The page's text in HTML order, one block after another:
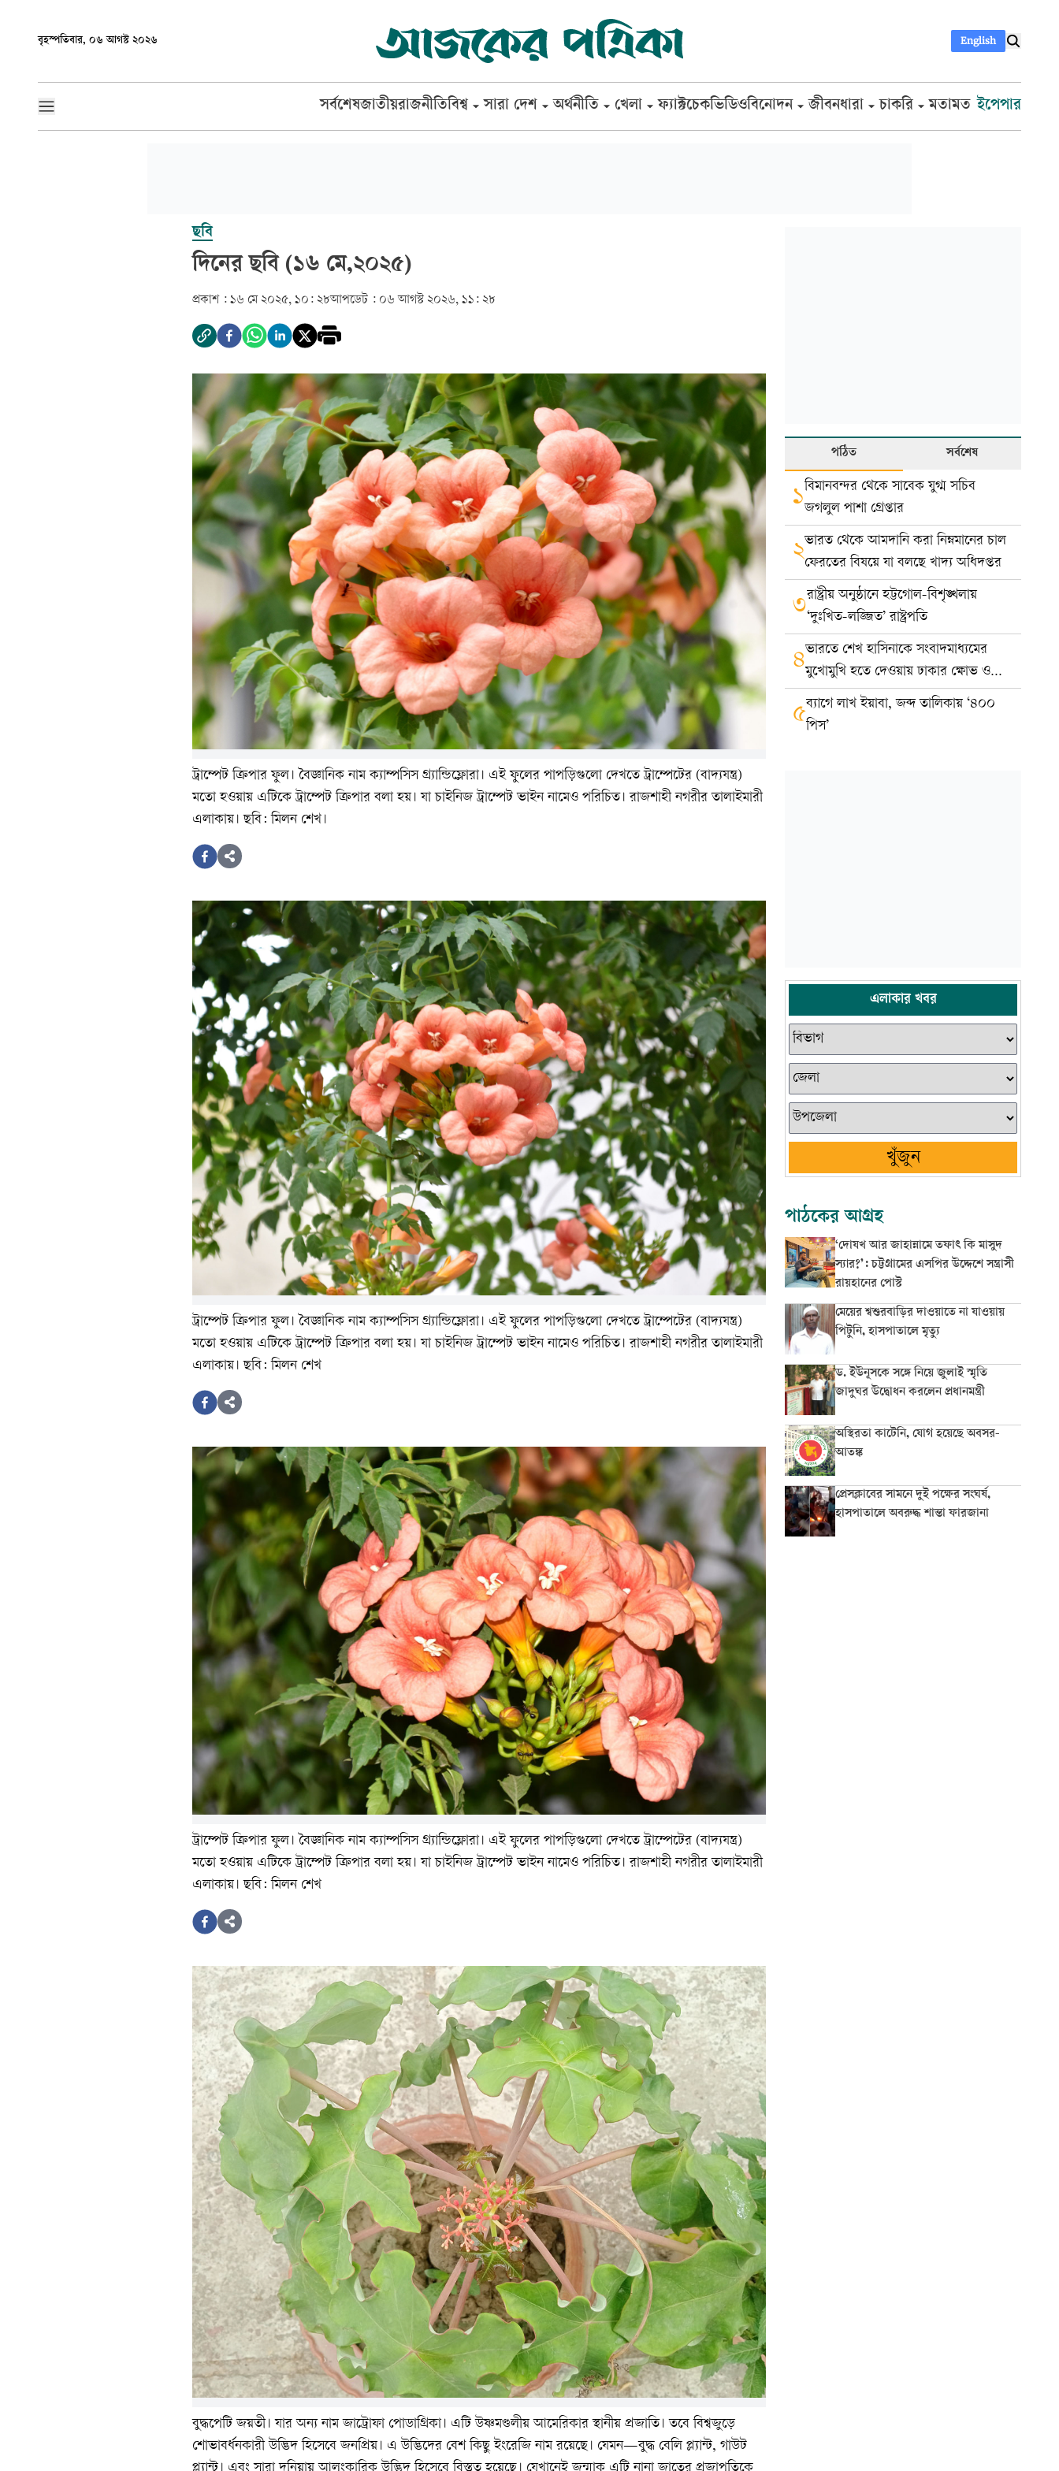
বৃহস্পতিবার, ০৬ আগস্ট ২০২৬ English
সর্বশেষজাতীয়রাজনীতিবিশ্ব সারা দেশ অর্থনীতি খেলা ফ্যাক্টচেকভিডিওবিনোদন জীবনধারা চাকরি মতামত ইপেপার
ছবি
দিনের ছবি (১৬ মে,২০২৫)
প্রকাশ : ১৬ মে ২০২৫, ১০: ২৮আপডেট : ০৬ আগস্ট ২০২৬, ১১: ২৮
ট্রাম্পেট ক্রিপার ফুল। বৈজ্ঞানিক নাম ক্যাম্পসিস গ্র্যান্ডিফ্লোরা। এই ফুলের পাপড়িগুলো দেখতে ট্রাম্পেটের (বাদ্যযন্ত্র)
মতো হওয়ায় এটিকে ট্রাম্পেট ক্রিপার বলা হয়। যা চাইনিজ ট্রাম্পেট ভাইন নামেও পরিচিত। রাজশাহী নগরীর তালাইমারী
এলাকায়। ছবি: মিলন শেখ।
ট্রাম্পেট ক্রিপার ফুল। বৈজ্ঞানিক নাম ক্যাম্পসিস গ্র্যান্ডিফ্লোরা। এই ফুলের পাপড়িগুলো দেখতে ট্রাম্পেটের (বাদ্যযন্ত্র)
মতো হওয়ায় এটিকে ট্রাম্পেট ক্রিপার বলা হয়। যা চাইনিজ ট্রাম্পেট ভাইন নামেও পরিচিত। রাজশাহী নগরীর তালাইমারী
এলাকায়। ছবি: মিলন শেখ
ট্রাম্পেট ক্রিপার ফুল। বৈজ্ঞানিক নাম ক্যাম্পসিস গ্র্যান্ডিফ্লোরা। এই ফুলের পাপড়িগুলো দেখতে ট্রাম্পেটের (বাদ্যযন্ত্র)
মতো হওয়ায় এটিকে ট্রাম্পেট ক্রিপার বলা হয়। যা চাইনিজ ট্রাম্পেট ভাইন নামেও পরিচিত। রাজশাহী নগরীর তালাইমারী
এলাকায়। ছবি: মিলন শেখ
বুদ্ধপেটি জয়তী। যার অন্য নাম জাট্রোফা পোডাগ্রিকা। এটি উষ্ণমণ্ডলীয় আমেরিকার স্থানীয় প্রজাতি। তবে বিশ্বজুড়ে
শোভাবর্ধনকারী উদ্ভিদ হিসেবে জনপ্রিয়। এ উদ্ভিদের বেশ কিছু ইংরেজি নাম রয়েছে। যেমন—বুদ্ধ বেলি প্ল্যান্ট, গাউট
পঠিত সর্বশেষ
১বিমানবন্দর থেকে সাবেক যুগ্ম সচিব
জগলুল পাশা গ্রেপ্তার
২ভারত থেকে আমদানি করা নিম্নমানের চাল
ফেরতের বিষয়ে যা বলছে খাদ্য অধিদপ্তর
৩রাষ্ট্রীয় অনুষ্ঠানে হট্টগোল-বিশৃঙ্খলায়
‘দুঃখিত-লজ্জিত’ রাষ্ট্রপতি
৪ভারতে শেখ হাসিনাকে সংবাদমাধ্যমের
মুখোমুখি হতে দেওয়ায় ঢাকার ক্ষোভ ও
প্রতিবাদ
৫ব্যাগে লাখ ইয়াবা, জব্দ তালিকায় ‘৪০০
পিস’
এলাকার খবর
খুঁজুন
পাঠকের আগ্রহ
‘দোযখ আর জাহান্নামে তফাৎ কি মাসুদ
স্যার?’: চট্টগ্রামের এসপির উদ্দেশে সন্ত্রাসী
রায়হানের পোস্ট
মেয়ের শ্বশুরবাড়ির দাওয়াতে না যাওয়ায়
পিটুনি, হাসপাতালে মৃত্যু
ড. ইউনূসকে সঙ্গে নিয়ে জুলাই স্মৃতি
জাদুঘর উদ্বোধন করলেন প্রধানমন্ত্রী
অস্থিরতা কাটেনি, যোগ হয়েছে অবসর-
আতঙ্ক
প্রেসক্লাবের সামনে দুই পক্ষের সংঘর্ষ,
হাসপাতালে অবরুদ্ধ শান্তা ফারজানা